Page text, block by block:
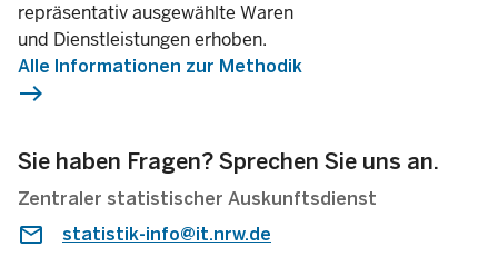
April
Februar
Januar
repräsentativ ausgewählte Waren
und Dienstleistungen erhoben.
Alle Informationen zur Methodik
east
Sie haben Fragen? Sprechen Sie uns an.
Zentraler statistischer Auskunftsdienst
statistik-info@it.nrw.de